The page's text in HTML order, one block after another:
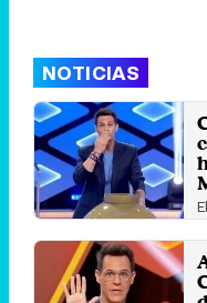
NOTICIAS